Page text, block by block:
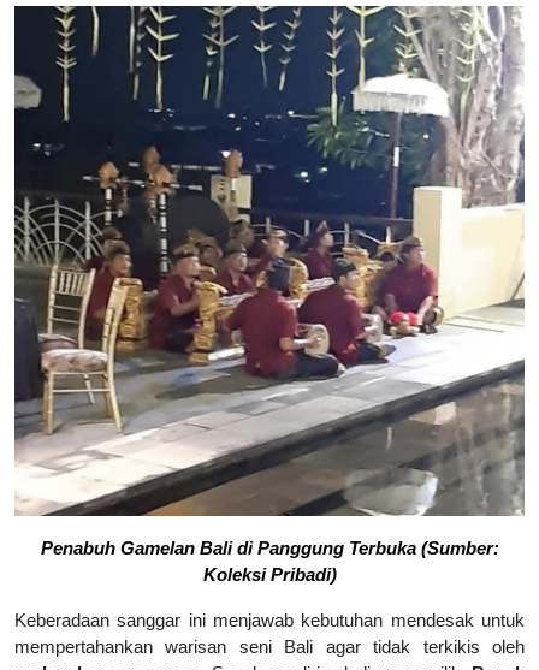
Penabuh Gamelan Bali di Panggung Terbuka(Sumber:
Koleksi Pribadi)
Keberadaan sanggar ini menjawab kebutuhan mendesak untuk
mempertahankan warisan seni Bali agar tidak terkikis oleh